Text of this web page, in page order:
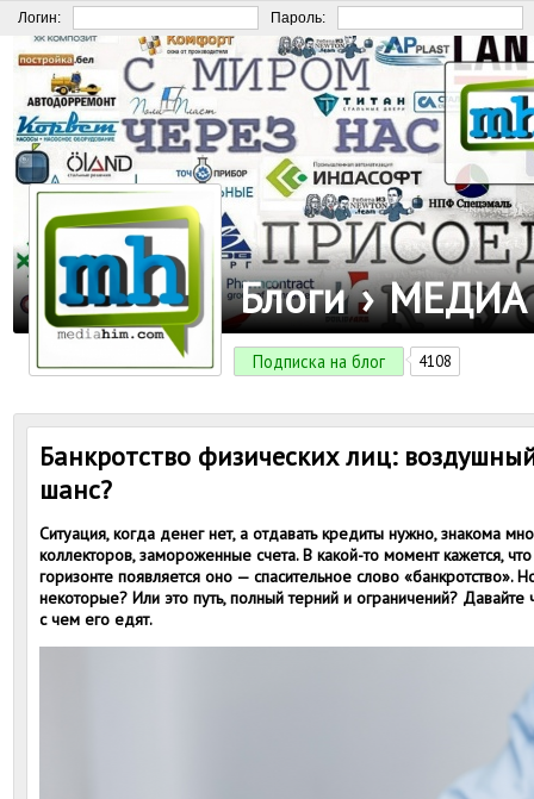
Логин: Пароль:
Блоги ›
Подписка на блог 4108
Банкротство физических лиц:
шанс?
Ситуация, когда денег нет, а отдавать кредиты нужно, знакома
коллекторов, замороженные счета. В какой-то момент кажется,
горизонте появляется оно — спасительное слово «банкротство».
некоторые? Или это путь, полный терний и ограничений? Давайте
с чем его едят.